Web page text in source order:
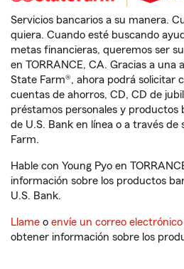
Servicios bancarios a su manera.
quiera. Cuando esté buscando
metas financieras, queremos ser
en TORRANCE, CA. Gracias a una
State Farm®, ahora podrá solicitar
cuentas de ahorros, CD, CD de
préstamos personales y productos
de U.S. Bank en línea o a través de
Farm.
Hable con Young Pyo en
información sobre los productos
U.S. Bank.
Llame o envíe un correo electrónico
obtener información sobre los